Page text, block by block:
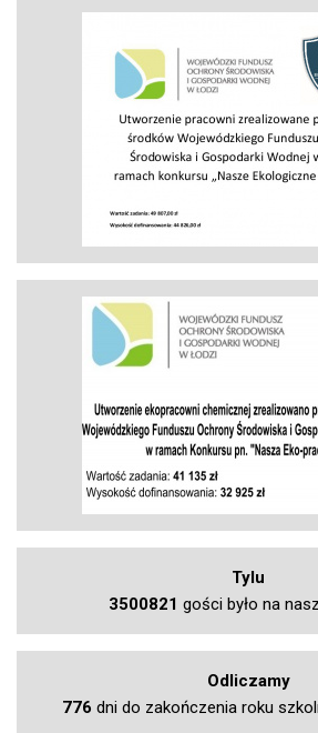
Tylu
3500821 gości było na
Odliczamy
776 dni do zakończenia roku